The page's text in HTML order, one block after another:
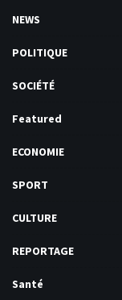
NEWS
POLITIQUE
SOCIÉTÉ
Featured
ECONOMIE
SPORT
CULTURE
REPORTAGE
Santé